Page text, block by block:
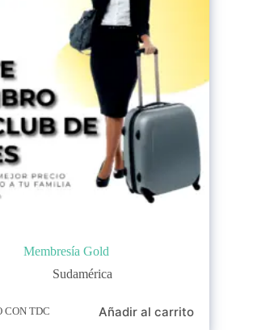
Membresía Gold
Sudamérica
CON TDC Añadir al carrito